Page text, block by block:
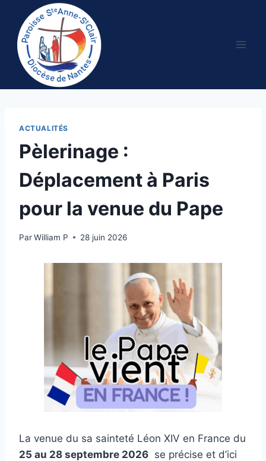
contenu
ACTUALITÉS
Pèlerinage :
Déplacement à Paris
pour la venue du Pape
ParWilliam P 28 juin 2026
La venue du sa sainteté Léon XIV en France du
25 au 28 septembre 2026 se précise et d’ici